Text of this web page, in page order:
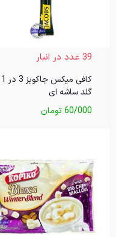
39 عدد در انبار
کافی میکس جاکوبز 3 در 1
گلد ساشه ای
60/000تومان